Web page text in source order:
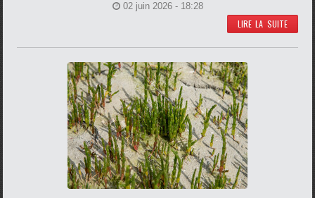
02 juin 2026 - 18:28
LIRE LA SUITE